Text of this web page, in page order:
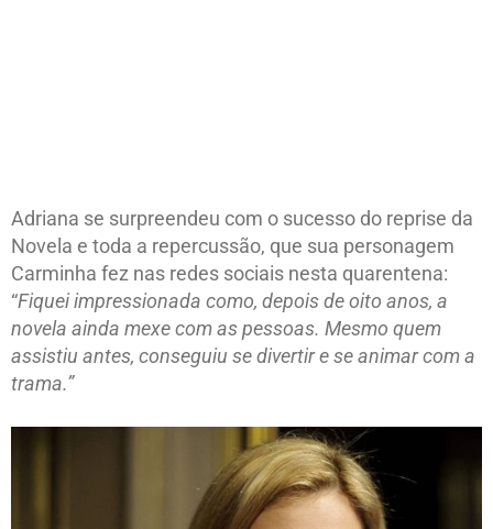
Adriana se surpreendeu com o sucesso do reprise da
Novela e toda a repercussão, que sua personagem
Carminha fez nas redes sociais nesta quarentena:
“Fiquei impressionada como, depois de oito anos, a
novela ainda mexe com as pessoas. Mesmo quem
assistiu antes, conseguiu se divertir e se animar com a
trama.”